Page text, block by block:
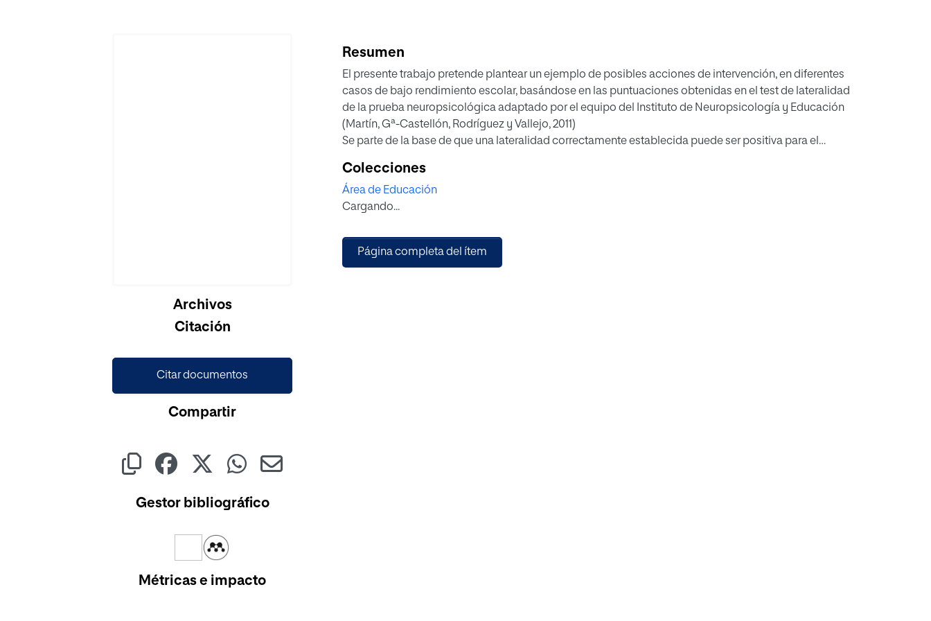
Archivos
Citación
Citar documentos
Compartir
Gestor bibliográfico
Métricas e impacto
Resumen
El presente trabajo pretende plantear un ejemplo de posibles acciones de intervención, en diferentes
casos de bajo rendimiento escolar, basándose en las puntuaciones obtenidas en el test de lateralidad
de la prueba neuropsicológica adaptado por el equipo del Instituto de Neuropsicología y Educación
(Martín, Gª-Castellón, Rodríguez y Vallejo, 2011)
Se parte de la base de que una lateralidad correctamente establecida puede ser positiva para el
establecimiento es parte del desarrollo natural del niño o niña y se basa en las experiencias, se
presentará un plan de intervención individualizado o una serie de consejos adaptados a cada caso,
para un grupo de cinco alumnos que cursan 1º de E.S.O. El objetivo concreto es establecer
Colecciones
Área de Educación
Cargando...
Página completa del ítem